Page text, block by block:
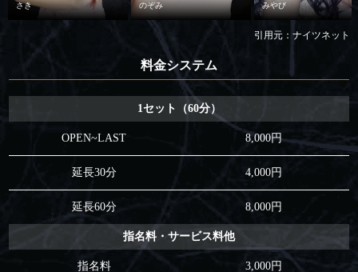
さき のぞみ みやび
引用元：ナイツネット
料金システム
1セット（60分）
OPEN~LAST 8,000円
延長30分 4,000円
延長60分 8,000円
指名料・サービス料他
指名料 3,000円